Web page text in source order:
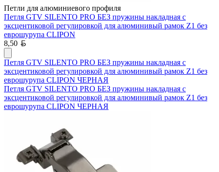
Петли для алюминиевого профиля
Петля GTV SILENTO PRO БЕЗ пружины накладная с
эксцентиковой регулировкой для алюминивый рамок Z1 без
еврошурупа CLIPON
8,50
Петля GTV SILENTO PRO БЕЗ пружины накладная с
эксцентиковой регулировкой для алюминивый рамок Z1 без
еврошурупа CLIPON ЧЕРНАЯ
Петля GTV SILENTO PRO БЕЗ пружины накладная с
эксцентиковой регулировкой для алюминивый рамок Z1 без
еврошурупа CLIPON ЧЕРНАЯ